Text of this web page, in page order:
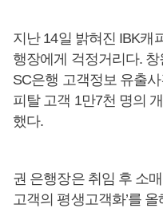
지난 14일 밝혀진 IBK캐
행장에게 걱정거리다.
SC은행 고객정보 유출
피탈 고객 1만7천 명의
했다.
권 은행장은 취임 후 소
고객의 평생고객화’를